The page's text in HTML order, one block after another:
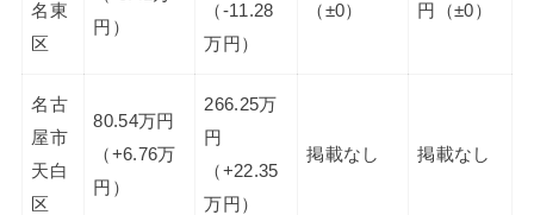
名東
区
円）
（-11.28
万円）
（±0）
円（±0）
名古
屋市
天白
区
80.54万円
（+6.76万
円）
266.25万
円
（+22.35
万円）
掲載なし 掲載なし